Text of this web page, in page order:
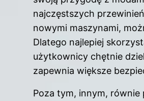
najczęstszych
nowymi maszynami,
Dlatego najlepiej
użytkownicy chętnie
zapewnia większe
Poza tym, innym, równie